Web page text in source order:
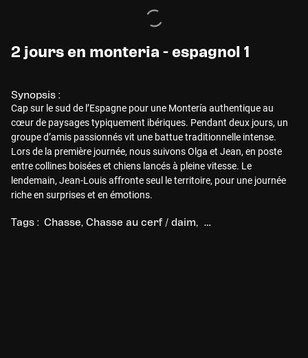
2 jours en monteria - espagnol 1
Synopsis :
Cap sur le sud de l’Espagne pour une Montería authentique au
cœur de paysages typiquement ibériques. Pendant deux jours, un
groupe d’amis passionnés vit une battue traditionnelle intense.
Lors de la première journée, nous suivons Olga et Jean, en poste
entre collines boisées et chiens lancés à pleine vitesse. Le
lendemain, Jean-Louis affronte seul le territoire, pour une journée
riche en surprises et en émotions.
Tags : Chasse Chasse au cerf / daim Chasse au grand